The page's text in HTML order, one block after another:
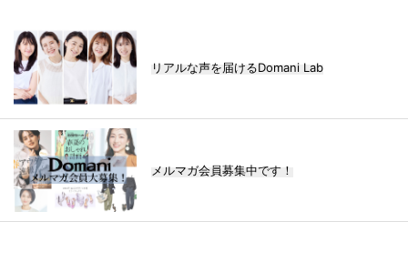
リアルな声を届けるDomani Lab
メルマガ会員募集中です！